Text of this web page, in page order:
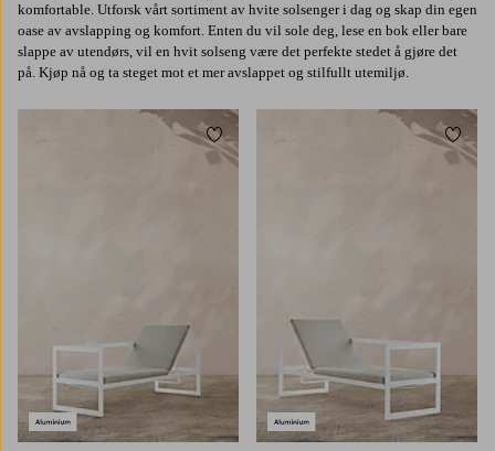
komfortable. Utforsk vårt sortiment av hvite solsenger i dag og skap din egen
oase av avslapping og komfort. Enten du vil sole deg, lese en bok eller bare
slappe av utendørs, vil en hvit solseng være det perfekte stedet å gjøre det
på. Kjøp nå og ta steget mot et mer avslappet og stilfullt utemiljø.
Legg til favoritter Legg